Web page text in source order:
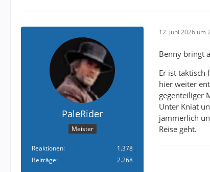
PaleRider
Meister
Reaktionen
1.378
Beiträge
2.268
12. Juni 2026 um
Benny bringt
Er ist taktisch
hier weiter
gegenteiliger
Unter Kniat
jämmerlich
Reise geht.